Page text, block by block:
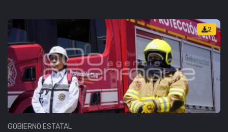
2
GOBIERNO ESTATAL